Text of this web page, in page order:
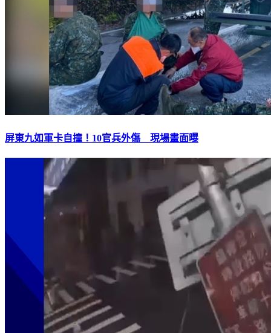
屏東九如軍卡自撞！10官兵外傷 現場畫面曝